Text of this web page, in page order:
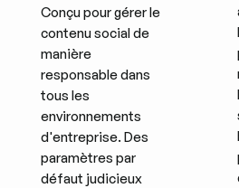
Conçu pour gérer le
contenu social de
manière
responsable dans
tous les
environnements
d'entreprise. Des
paramètres par
défaut judicieux